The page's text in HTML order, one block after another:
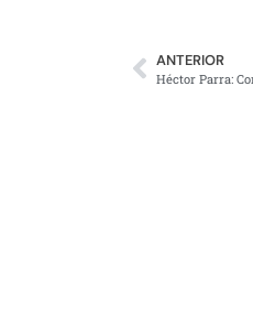
ANTERIOR